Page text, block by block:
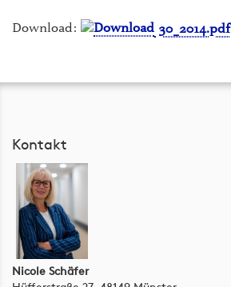
PLUSPUNKT
Download: 30_2014.pdf
Kontakt
Nicole Schäfer